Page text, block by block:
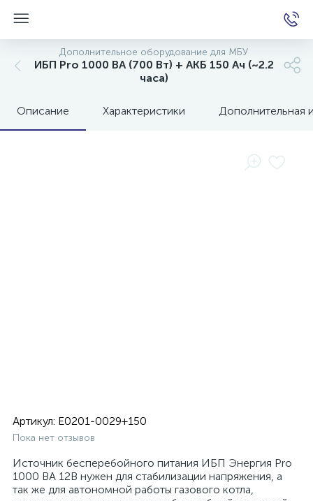
Дополнительное оборудование для МБУ
ИБП Pro 1000 ВА (700 Вт) + АКБ 150 Ач (~2.2
часа)
Описание Характеристики Дополнительная
Артикул: E0201-0029+150
Пока нет отзывов
Источник бесперебойного питания ИБП Энергия Pro
1000 ВА 12В нужен для стабилизации напряжения, а
так же для автономной работы газового котла,